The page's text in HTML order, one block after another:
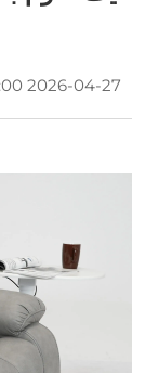
2026-04-27 09:32:00